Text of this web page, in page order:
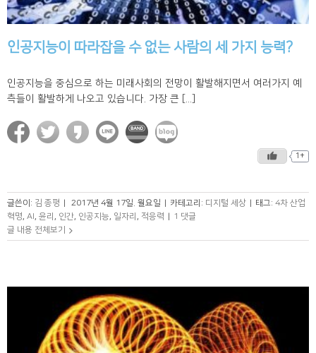
인공지능이 따라잡을 수 없는 사람의 세 가지 능력?
인공지능을 중심으로 하는 미래사회의 전망이 활발해지면서 여러가지 예
측들이 활발하게 나오고 있습니다. 가장 큰 [...]
1+
글쓴이: 김 종평 2017년 4월 17일. 월요일 카테고리: 디지털 세상 태그: 4차 산업
혁명, AI , 윤리 , 인간, 인공지능, 일자리 , 적응력
1 댓글
글 내용 전체보기